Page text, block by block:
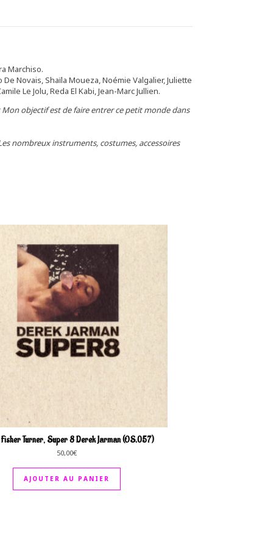
Marchiso.
Novais, Shaïla Moueza, Noémie Valgalier, Juliette
Le Jolu, Reda El Kabi, Jean-Marc Jullien.
Mon objectif est de faire entrer ce petit monde dans
nombreux instruments, costumes, accessoires
Turner, Super 8 Derek Jarman (OS.057)
50,00€
AJOUTER AU PANIER